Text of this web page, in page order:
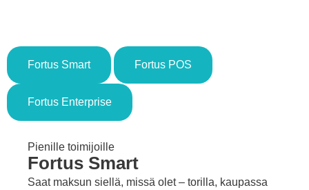
Fortus Smart Fortus POS
Fortus Enterprise
Pienille toimijoille
Fortus Smart
Saat maksun siellä, missä olet – torilla, kaupassa